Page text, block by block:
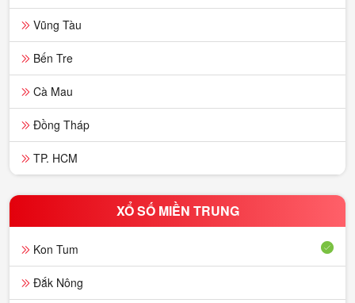
Vũng Tàu
Bến Tre
Cà Mau
Đồng Tháp
TP. HCM
XỔ SỐ MIỀN TRUNG
Kon Tum
Đắk Nông